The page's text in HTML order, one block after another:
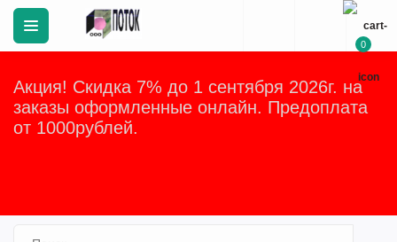
Акция! Скидка 7% до 1 сентября 2026г. на
заказы оформленные онлайн. Предоплата
от 1000рублей.
0